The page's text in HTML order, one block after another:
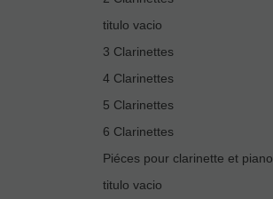
titulo vacio
3 Clarinettes
4 Clarinettes
5 Clarinettes
6 Clarinettes
Piéces pour clarinette et piano
titulo vacio